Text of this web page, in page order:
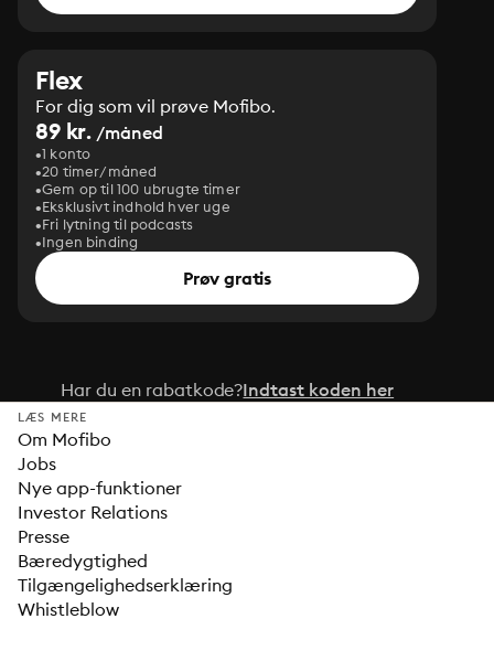
Flex
For dig som vil prøve Mofibo.
89 kr. /måned
1 konto
20 timer/måned
Gem op til 100 ubrugte timer
Eksklusivt indhold hver uge
Fri lytning til podcasts
Ingen binding
Prøv gratis
Har du en rabatkode?Indtast koden her
LÆS MERE
Om Mofibo
Jobs
Nye app-funktioner
Investor Relations
Presse
Bæredygtighed
Tilgængelighedserklæring
Whistleblow